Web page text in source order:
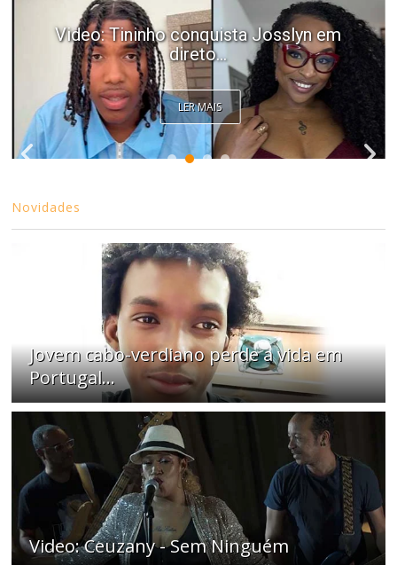
Video: Tininho conquista Josslyn em
direto...
LER MAIS
Novidades
Jovem cabo-verdiano perde a vida em
Portugal...
Video: Ceuzany - Sem Ninguém